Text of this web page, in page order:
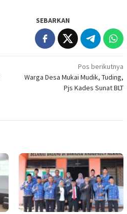
SEBARKAN
Pos berikutnya
Warga Desa Mukai Mudik, Tuding,
Pjs Kades Sunat BLT